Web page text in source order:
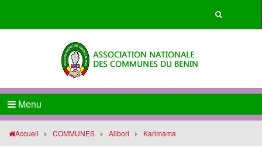
Menu
Accueil COMMUNES Alibori Karimama